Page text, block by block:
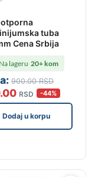
tuba
Cena Srbija
900.00 RSD
.00 RSD -44%
lageru 20+ kom
Dodaj u korpu